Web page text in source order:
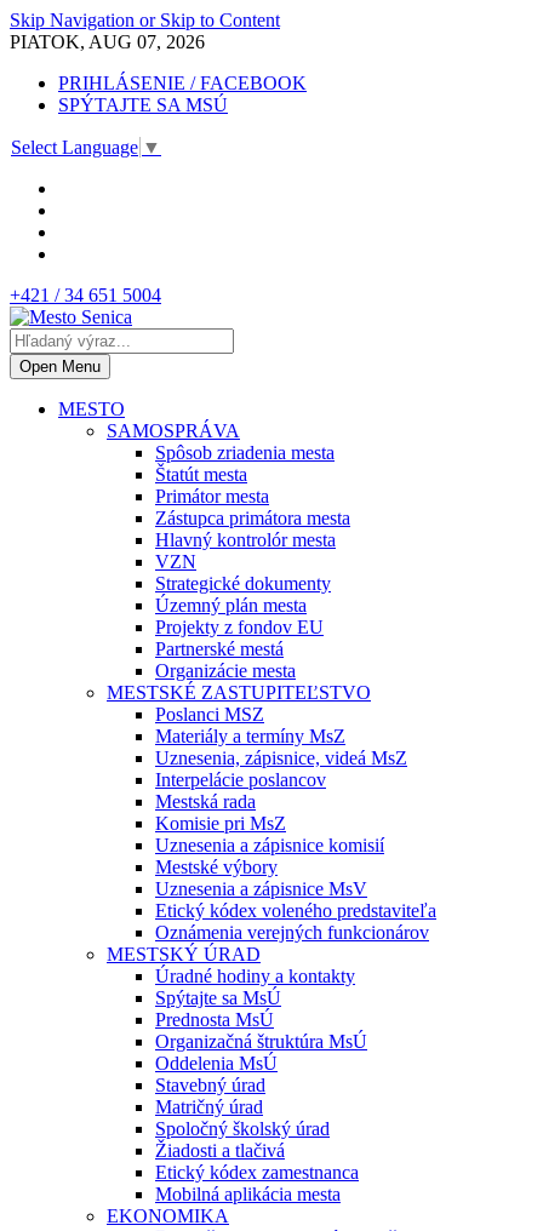
Skip Navigation or Skip to Content
PIATOK, AUG 07, 2026
PRIHLÁSENIE / FACEBOOK
SPÝTAJTE SA MSÚ
Select Language ▼
+421 / 34 651 5004
Open Menu
MESTO
SAMOSPRÁVA
Spôsob zriadenia mesta
Štatút mesta
Primátor mesta
Zástupca primátora mesta
Hlavný kontrolór mesta
VZN
Strategické dokumenty
Územný plán mesta
Projekty z fondov EU
Partnerské mestá
Organizácie mesta
MESTSKÉ ZASTUPITEĽSTVO
Poslanci MSZ
Materiály a termíny MsZ
Uznesenia, zápisnice, videá MsZ
Interpelácie poslancov
Mestská rada
Komisie pri MsZ
Uznesenia a zápisnice komisií
Mestské výbory
Uznesenia a zápisnice MsV
Etický kódex voleného predstaviteľa
Oznámenia verejných funkcionárov
MESTSKÝ ÚRAD
Úradné hodiny a kontakty
Spýtajte sa MsÚ
Prednosta MsÚ
Organizačná štruktúra MsÚ
Oddelenia MsÚ
Stavebný úrad
Matričný úrad
Spoločný školský úrad
Žiadosti a tlačivá
Etický kódex zamestnanca
Mobilná aplikácia mesta
EKONOMIKA